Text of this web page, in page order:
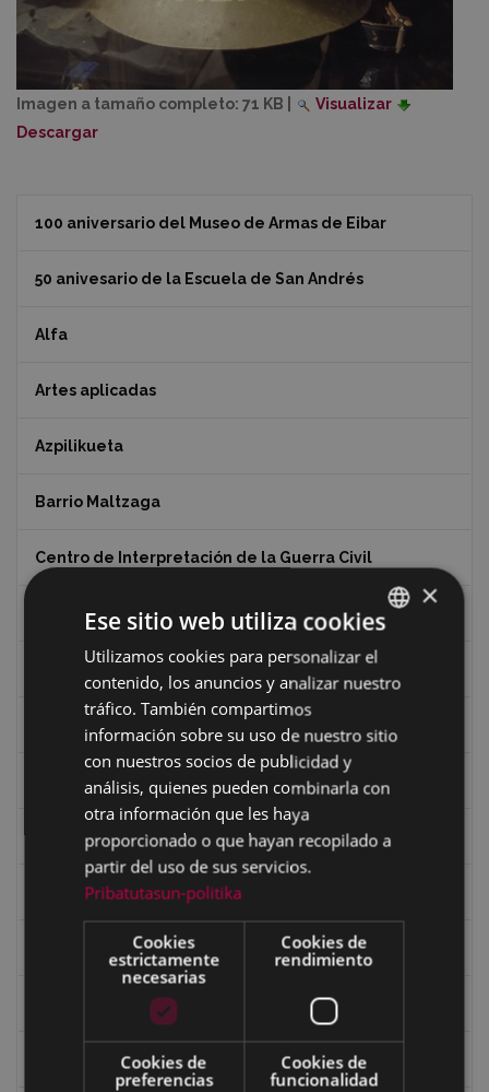
Imagen a tamaño completo: 71 KB
Visualizar
Descargar
100 aniversario del Museo de Armas de Eibar
50 anivesario de la Escuela de San Andrés
Alfa
Artes aplicadas
Azpilikueta
Barrio Maltzaga
Centro de Interpretación de la Guerra Civil
Ciclismo
Dibujos de Julen Zabaleta
Eibar desde el aire
Eibartarren ahotan
Ermitas
Fondo Bolumburu
Fondo Carlos Narbaiza
BASQUE
SPANISH
×
Ese sitio web utiliza cookies
Utilizamos cookies para personalizar el
contenido, los anuncios y analizar nuestro
tráfico. También compartimos
información sobre su uso de nuestro sitio
con nuestros socios de publicidad y
análisis, quienes pueden combinarla con
otra información que les haya
proporcionado o que hayan recopilado a
partir del uso de sus servicios.
Pribatutasun-politika
Cookies
estrictamente
necesarias
Cookies de
rendimiento
Cookies de
preferencias
Cookies de
funcionalidad